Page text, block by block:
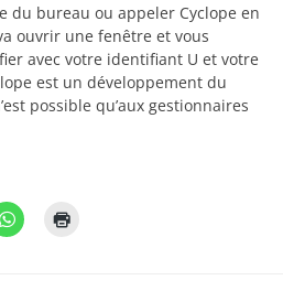
du bureau ou appeler Cyclope en
ouvrir une fenêtre et vous
avec votre identifiant U et votre
est un développement du
possible qu’aux gestionnaires